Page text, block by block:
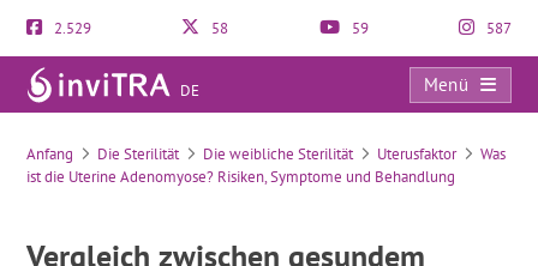
2.529 58 59 587
DE
Menü
Vergleich zwischen gesundem Uterus und Uterus mit Adenomyose
Anfang Die Sterilität Die weibliche Sterilität Uterusfaktor
Was
ist die Uterine Adenomyose? Risiken, Symptome und Behandlung
Vergleich zwischen gesundem